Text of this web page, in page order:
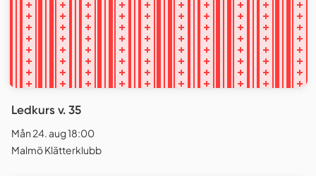
Ledkurs v. 35
Mån 24. aug 18:00
Malmö Klätterklubb